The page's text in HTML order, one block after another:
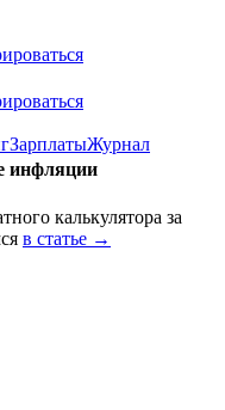
ЗарплатыЖурнал
инфляции
калькулятора за
в статье →